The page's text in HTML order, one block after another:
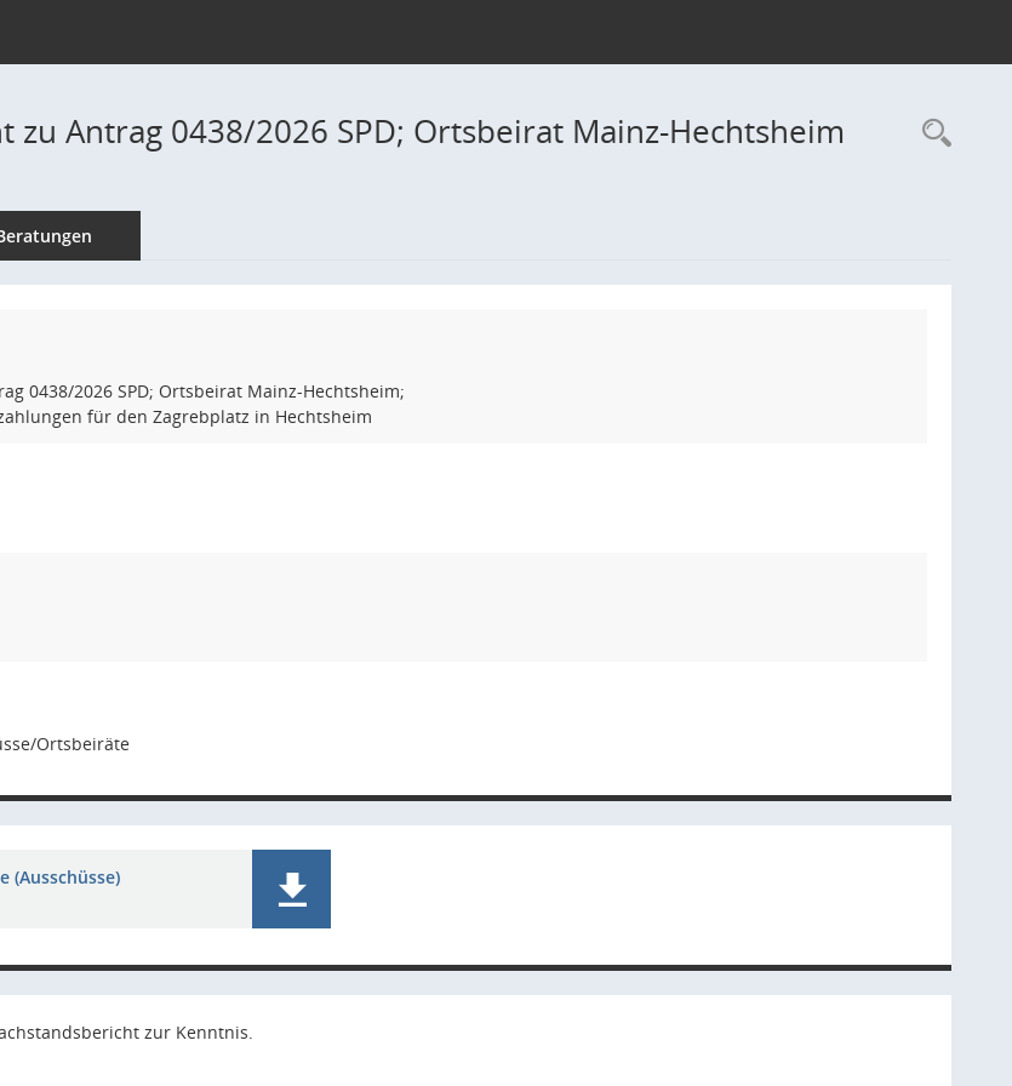
zu Antrag 0438/2026 SPD; Ortsbeirat Mainz-Hechtsheim
0438/2026 SPD; Ortsbeirat Mainz-Hechtsheim;
für den Zagrebplatz in Hechtsheim
Ortsbeiräte
(Ausschüsse)
zur Kenntnis.